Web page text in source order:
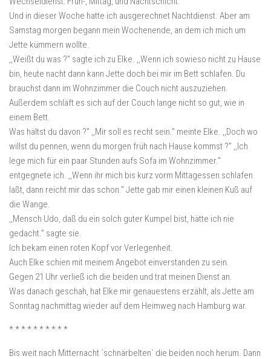
Und in dieser Woche hatte ich ausgerechnet Nachtdienst. Aber am
Samstag morgen begann mein Wochenende, an dem ich mich um
Jette kümmern wollte.
,,Weißt du was ?” sagte ich zu Elke. ,,Wenn ich sowieso nicht zu Hause
bin, heute nacht dann kann Jette doch bei mir im Bett schlafen. Du
brauchst dann im Wohnzimmer die Couch nicht auszuziehen.
Außerdem schläft es sich auf der Couch lange nicht so gut, wie in
einem Bett.
Was hältst du davon ?” ,,Mir soll es recht sein.” meinte Elke. ,,Doch wo
willst du pennen, wenn du morgen früh nach Hause kommst ?” ,,Ich
lege mich für ein paar Stunden aufs Sofa im Wohnzimmer.”
entgegnete ich. ,,Wenn ihr mich bis kurz vorm Mittagessen schlafen
laßt, dann reicht mir das schon.” Jette gab mir einen kleinen Kuß auf
die Wange.
,,Mensch Udo, daß du ein solch guter Kumpel bist, hätte ich nie
gedacht.” sagte sie.
Ich bekam einen roten Kopf vor Verlegenheit.
Auch Elke schien mit meinem Angebot einverstanden zu sein.
Gegen 21 Uhr verließ ich die beiden und trat meinen Dienst an.
Was danach geschah, hat Elke mir genauestens erzählt, als Jette am
Sonntag nachmittag wieder auf dem Heimweg nach Hamburg war.
* * * * * * * * * *
Bis weit nach Mitternacht `schnärbelten` die beiden noch herum. Dann